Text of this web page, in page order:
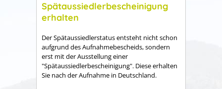
Spätaussiedlerbescheinigung
erhalten
Der Spätaussiedlerstatus entsteht nicht schon
aufgrund des Aufnahmebescheids, sondern
erst mit der Ausstellung einer
"Spätaussiedlerbescheinigung". Diese erhalten
Sie nach der Aufnahme in Deutschland.